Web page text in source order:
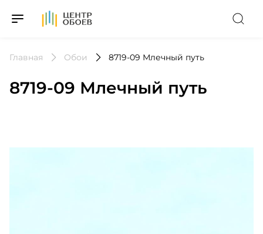
На Главную
Главная Обои 8719-09 Млечный путь
8719-09 Млечный путь